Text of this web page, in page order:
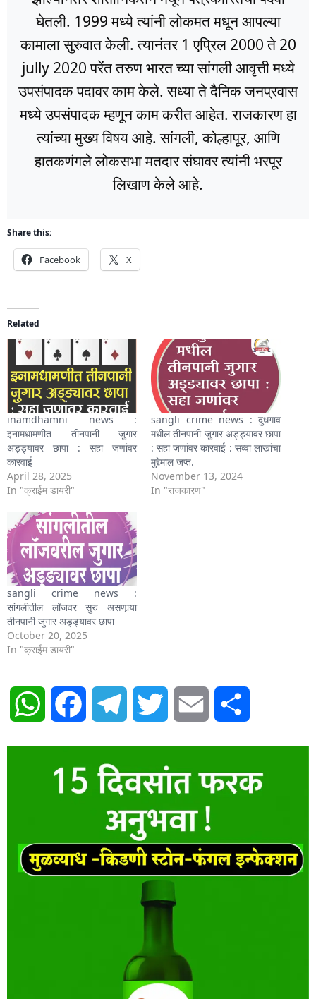
घेतली. 1999 मध्ये त्यांनी लोकमत मधून आपल्या
कामाला सुरुवात केली. त्यानंतर 1 एप्रिल 2000 ते 20
jully 2020 परेंत तरुण भारत च्या सांगली आवृत्ती मध्ये
उपसंपादक पदावर काम केले. सध्या ते दैनिक जनप्रवास
मध्ये उपसंपादक म्हणून काम करीत आहेत. राजकारण हा
त्यांच्या मुख्य विषय आहे. सांगली, कोल्हापूर, आणि
हातकणंगले लोकसभा मतदार संघावर त्यांनी भरपूर
लिखाण केले आहे.
Share this:
Facebook X
Related
inamdhamni news :
इनामधामणीत तीनपानी जुगार
अड्ड्यावर छापा : सहा जणांवर
कारवाई
April 28, 2025
In "क्राईम डायरी"
sangli crime news : दुधगाव
मधील तीनपानी जुगार अड्ड्यावर छापा
: सहा जणांवर कारवाई : सव्वा लाखांचा
मुद्देमाल जप्त.
November 13, 2024
In "राजकारण"
sangli crime news :
सांगलीतील लॉजवर सुरु असणार्‍या
तीनपानी जुगार अड्ड्यावर छापा
October 20, 2025
In "क्राईम डायरी"
WhatsAppFacebook Telegram Twitter Email